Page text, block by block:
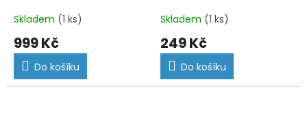
Skladem (1 ks)
999 Kč
Do košíku
Skladem (1 ks)
249 Kč
Do košíku